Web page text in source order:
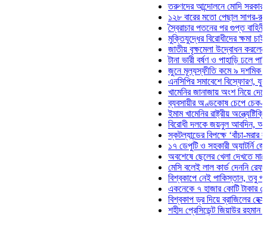
তরুণদের আন্দোলনে মোদি সরকার দুর্বল
১২৮ বারের মতো পেছাল সাগর-রুনি
স্বৈরাচার পতনের পর গুপ্ত বাহিনীর
মুক্তিযুদ্ধের বিরোধীদের ক্ষমা চাইতে
জাতীয় বৃক্ষমেলা উদ্বোধন করলেন
টানা ভারী বর্ষণ ও পাহাড়ি ঢলে পানিবন্দি
জুনে মূল্যস্ফীতি কমে ৯ দশমিক ১৬
এনসিপির সমাবেশে বিস্ফোরণ, যুবলীগের
খামেনির জানাজায় অংশ নিয়ে দেশে
ব্যবসায়ীর অণ্ডকোষ চেপে চেক-
ইমাম খামেনির রাষ্ট্রীয়
বিরোধী দলকে জয়নুল আবদিন, আপনারা
স্কটল্যান্ডের বিপক্ষে ‘বাঁচা-মরার
১৭ ডেপুটি ও সহকারী অ্যাটর্নি
অবশেষে ছেলের খেলা দেখতে মাঠে
মেসি বলেই লাল কার্ড দেননি রেফারি!
বিশ্বকাপে নেই পাকিস্তান, তবু প্রতিটি
একনেকে ৭ হাজার কোটি টাকার ৫
বিশ্বকাপ ড্র দিয়ে ব্রাজিলের হেক্সা
শহীদ প্রেসিডেন্ট জিয়াউর রহমান